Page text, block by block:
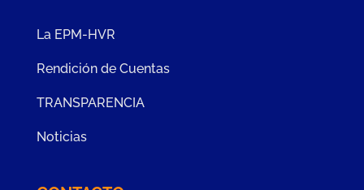
La EPM-HVR
Rendición de Cuentas
TRANSPARENCIA
Noticias